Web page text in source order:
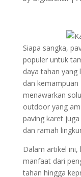
Siapa sangka,
populer untuk
daya tahan yang
dan
menawarkan
outdoor yang
paving karet
dan ramah
Dalam artikel ini,
manfaat dari
tahan hingga